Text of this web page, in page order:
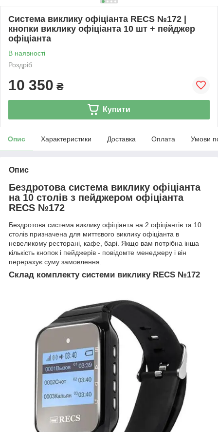
Система виклику офіціанта RECS №172 |
кнопки виклику офіціанта 10 шт + пейджер
офіціанта
В наявності
Роздріб
10 350 ₴
Купити
Опис Характеристики Доставка Оплата Умови
Опис
Бездротова система виклику офіціанта
на 10 столів з пейджером офіціанта
RECS №172
Бездротова система виклику офіціанта на 2 офіціантів та 10
столів призначена для миттєвого виклику офіціанта в
невеликому ресторані, кафе, барі. Якщо вам потрібна інша
кількість кнопок і пейджерів - повідомте менеджеру і він
перерахує суму замовлення.
Склад комплекту системи виклику RECS №172